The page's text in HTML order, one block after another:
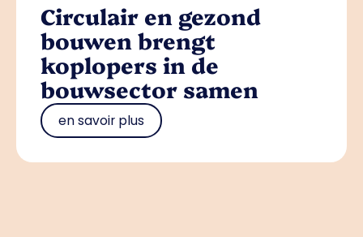
Circulair en gezond
bouwen brengt
koplopers in de
bouwsector samen
en savoir plus